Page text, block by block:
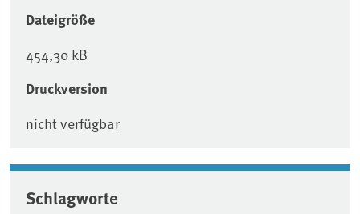
Dateigröße
454,30 kB
Druckversion
nicht verfügbar
Schlagworte